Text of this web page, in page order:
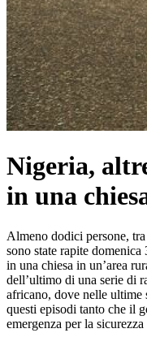
Nigeria,
in una
Almeno dodici persone,
sono state rapite
in una chiesa in un’area
dell’ultimo di una serie di
africano, dove nelle ultime
questi episodi tanto che il
emergenza per la